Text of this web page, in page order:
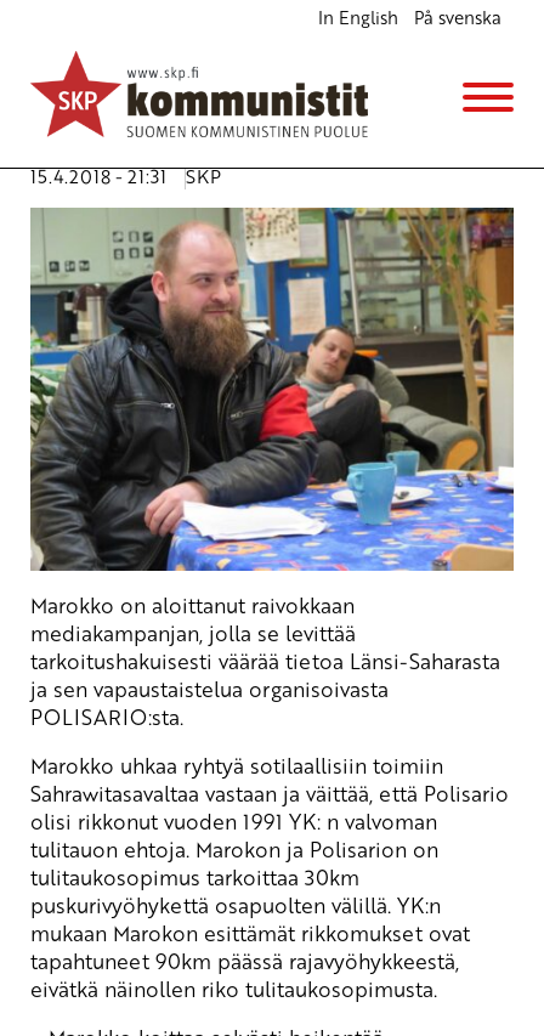
In English På svenska
Marokko uhkaa Länsi-Saharaa sodalla
Ajankohtaista
Avainsanat:itsenäisyys,kansanäänestys
15.4.2018 - 21:31
SKP
Marokko on aloittanut raivokkaan
mediakampanjan, jolla se levittää
tarkoitushakuisesti väärää tietoa Länsi-Saharasta
ja sen vapaustaistelua organisoivasta
POLISARIO:sta.
Marokko uhkaa ryhtyä sotilaallisiin toimiin
Sahrawitasavaltaa vastaan ja väittää, että Polisario
olisi rikkonut vuoden 1991 YK: n valvoman
tulitauon ehtoja. Marokon ja Polisarion on
tulitaukosopimus tarkoittaa 30km
puskurivyöhykettä osapuolten välillä. YK:n
mukaan Marokon esittämät rikkomukset ovat
tapahtuneet 90km päässä rajavyöhykkeestä,
eivätkä näinollen riko tulitaukosopimusta.